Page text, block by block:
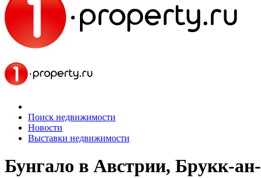
Поиск недвижимости
Новости
Выставки недвижимости
Бунгало в Австрии, Брукк-